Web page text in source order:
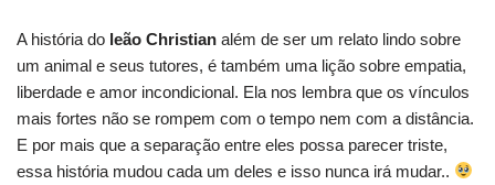
A história do leão Christian além de ser um relato lindo sobre
um animal e seus tutores, é também uma lição sobre empatia,
liberdade e amor incondicional. Ela nos lembra que os vínculos
mais fortes não se rompem com o tempo nem com a distância.
E por mais que a separação entre eles possa parecer triste,
essa história mudou cada um deles e isso nunca irá mudar..